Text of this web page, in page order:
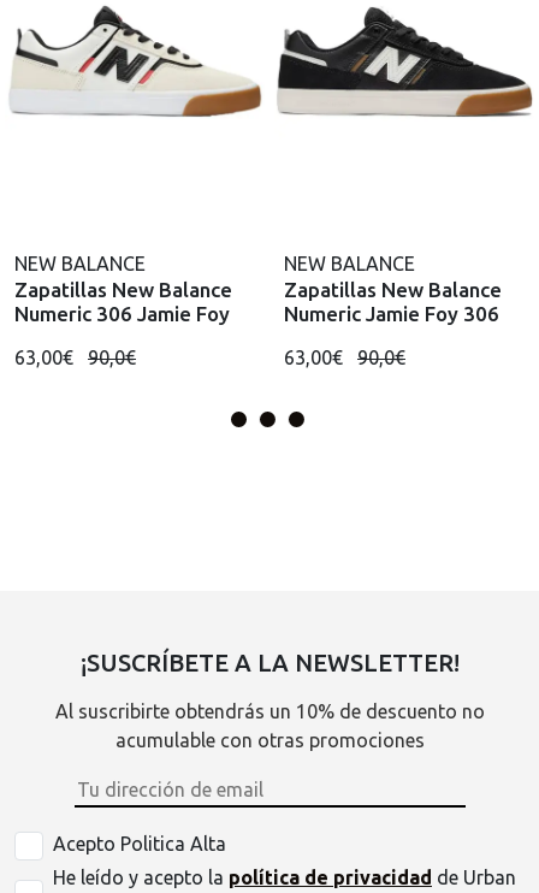
NEW BALANCE
Zapatillas New Balance
Numeric 306 Jamie Foy
63,00€ 90,0€
NEW BALANCE
Zapatillas New Balance
Numeric Jamie Foy 306
63,00€ 90,0€
¡SUSCRÍBETE A LA NEWSLETTER!
Al suscribirte obtendrás un 10% de descuento no
acumulable con otras promociones
Acepto Politica Alta
He leído y acepto la política de privacidad de Urban